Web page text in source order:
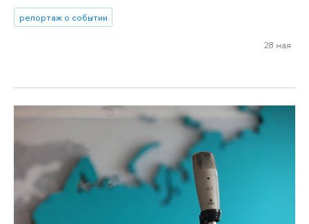
репортаж о событии
28 мая